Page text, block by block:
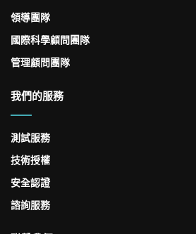
領導團隊
國際科學顧問團隊
管理顧問團隊
我們的服務
測試服務
技術授權
安全認證
諮詢服務